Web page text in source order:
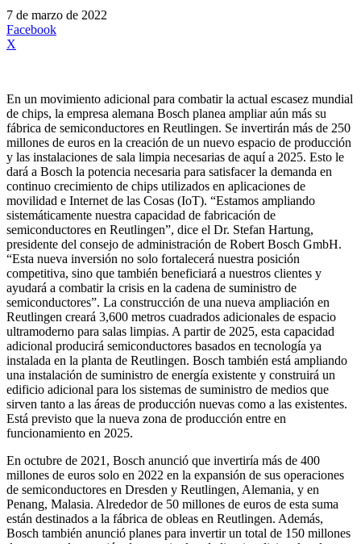
7 de marzo de 2022
Facebook
X
En un movimiento adicional para combatir la actual escasez mundial
de chips, la empresa alemana Bosch planea ampliar aún más su
fábrica de semiconductores en Reutlingen. Se invertirán más de 250
millones de euros en la creación de un nuevo espacio de producción
y las instalaciones de sala limpia necesarias de aquí a 2025. Esto le
dará a Bosch la potencia necesaria para satisfacer la demanda en
continuo crecimiento de chips utilizados en aplicaciones de
movilidad e Internet de las Cosas (IoT). “Estamos ampliando
sistemáticamente nuestra capacidad de fabricación de
semiconductores en Reutlingen”, dice el Dr. Stefan Hartung,
presidente del consejo de administración de Robert Bosch GmbH.
“Esta nueva inversión no solo fortalecerá nuestra posición
competitiva, sino que también beneficiará a nuestros clientes y
ayudará a combatir la crisis en la cadena de suministro de
semiconductores”. La construcción de una nueva ampliación en
Reutlingen creará 3,600 metros cuadrados adicionales de espacio
ultramoderno para salas limpias. A partir de 2025, esta capacidad
adicional producirá semiconductores basados en tecnología ya
instalada en la planta de Reutlingen. Bosch también está ampliando
una instalación de suministro de energía existente y construirá un
edificio adicional para los sistemas de suministro de medios que
sirven tanto a las áreas de producción nuevas como a las existentes.
Está previsto que la nueva zona de producción entre en
funcionamiento en 2025.
En octubre de 2021, Bosch anunció que invertiría más de 400
millones de euros solo en 2022 en la expansión de sus operaciones
de semiconductores en Dresden y Reutlingen, Alemania, y en
Penang, Malasia. Alrededor de 50 millones de euros de esta suma
están destinados a la fábrica de obleas en Reutlingen. Además,
Bosch también anunció planes para invertir un total de 150 millones